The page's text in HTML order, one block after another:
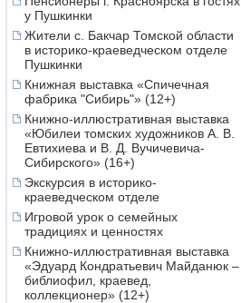
у Пушкинки
Жители с. Бакчар Томской области
в историко-краеведческом отделе
Пушкинки
Книжная выставка «Спичечная
фабрика "Сибирь"» (12+)
Книжно-иллюстративная выставка
«Юбилеи томских художников А. В.
Евтихиева и В. Д. Вучичевича-
Сибирского» (16+)
Экскурсия в историко-
краеведческом отделе
Игровой урок о семейных
традициях и ценностях
Книжно-иллюстративная выставка
«Эдуард Кондратьевич Майданюк –
библиофил, краевед,
коллекционер» (12+)